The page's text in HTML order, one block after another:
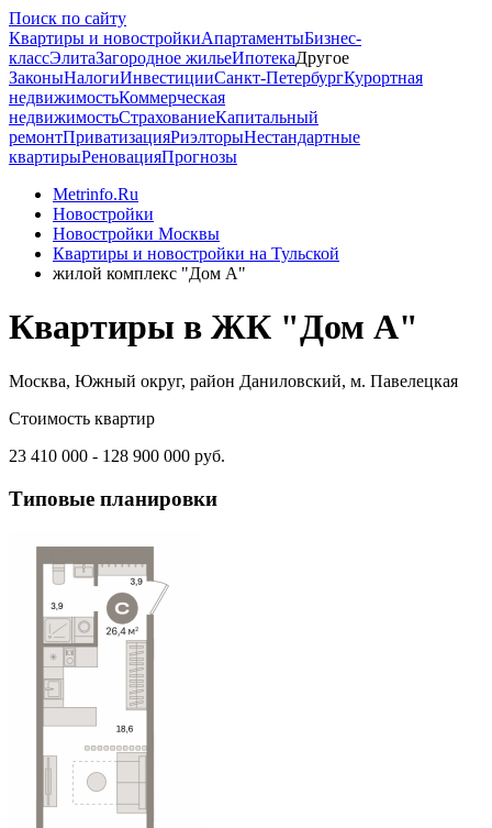
Поиск по сайту
Квартиры и новостройкиАпартаментыБизнес-
классЭлитаЗагородное жильеИпотекаДругое
ЗаконыНалогиИнвестицииСанкт-ПетербургКурортная
недвижимостьКоммерческая
недвижимостьСтрахованиеКапитальный
ремонтПриватизацияРиэлторыНестандартные
квартирыРеновацияПрогнозы
Metrinfo.Ru
Новостройки
Новостройки Москвы
Квартиры и новостройки на Тульской
жилой комплекс "Дом А"
Квартиры в ЖК "Дом А"
Москва, Южный округ, район Даниловский, м. Павелецкая
Стоимость квартир
23 410 000 - 128 900 000 руб.
Типовые планировки